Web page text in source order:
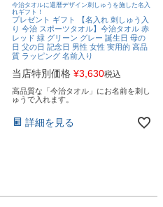
今治タオルに還暦デザイン刺しゅうを施した名入
れギフト！
プレゼント ギフト 【名入れ 刺しゅう入
り 今治 スポーツタオル】今治タオル 赤
レッド 緑 グリーン グレー 誕生日 母の
日 父の日 記念日 男性 女性 実用的 高品
質 ラッピング 名前入り
当店特別価格 ¥3,630税込
高品質な「今治タオル」にお名前を刺し
ゅうで入れます。
詳細を見る